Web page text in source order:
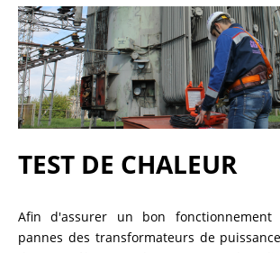
CONTRÔLE DES DISJONCTEURS
(HV)
MESURE DE LA RÉSISTANCE DES
INDUCTIFS
TEST DE CHALEUR
Afin d'assurer un bon
pannes des transformateurs de